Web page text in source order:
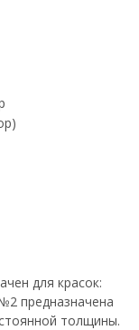
для красок:
предназначена
толщины.